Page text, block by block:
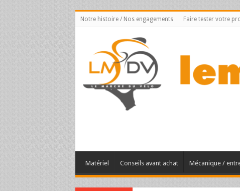
Notre histoire / Nos engagements Faire tester votre
Matériel Conseils avant achat Mécanique /